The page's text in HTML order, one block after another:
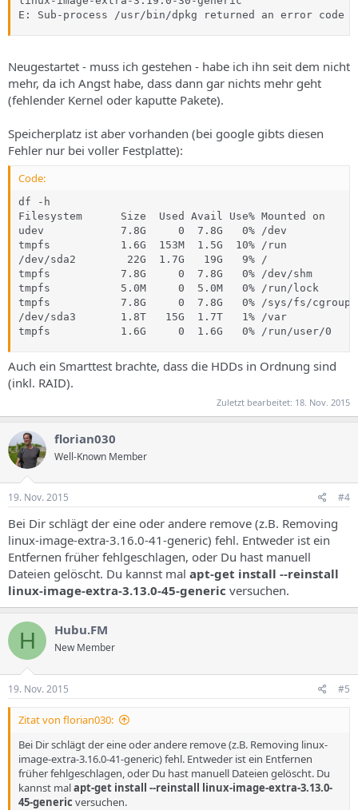
E: Sub-process /usr/bin/dpkg returned an error code
Neugestartet - muss ich gestehen - habe ich ihn seit dem nicht
mehr, da ich Angst habe, dass dann gar nichts mehr geht
(fehlender Kernel oder kaputte Pakete).
Speicherplatz ist aber vorhanden (bei google gibts diesen
Fehler nur bei voller Festplatte):
Code:
df -h
Filesystem      Size  Used Avail Use% Mounted on
udev            7.8G     0  7.8G   0% /dev
tmpfs           1.6G  153M  1.5G  10% /run
/dev/sda2        22G  1.7G   19G   9% /
tmpfs           7.8G     0  7.8G   0% /dev/shm
tmpfs           5.0M     0  5.0M   0% /run/lock
tmpfs           7.8G     0  7.8G   0% /sys/fs/cgroup
/dev/sda3       1.8T   15G  1.7T   1% /var
tmpfs           1.6G     0  1.6G   0% /run/user/0
Auch ein Smarttest brachte, dass die HDDs in Ordnung sind
(inkl. RAID).
Zuletzt bearbeitet: 18. Nov. 2015
florian030
Well-Known Member
19. Nov. 2015 #4
Bei Dir schlägt der eine oder andere remove (z.B. Removing
linux-image-extra-3.16.0-41-generic) fehl. Entweder ist ein
Entfernen früher fehlgeschlagen, oder Du hast manuell
Dateien gelöscht. Du kannst mal apt-get install --reinstall
linux-image-extra-3.13.0-45-generic versuchen.
H Hubu.FM
New Member
19. Nov. 2015 #5
Zitat von florian030:
Bei Dir schlägt der eine oder andere remove (z.B. Removing linux-
image-extra-3.16.0-41-generic) fehl. Entweder ist ein Entfernen
früher fehlgeschlagen, oder Du hast manuell Dateien gelöscht. Du
kannst malapt-get install --reinstall linux-image-extra-3.13.0-
45-generic versuchen.